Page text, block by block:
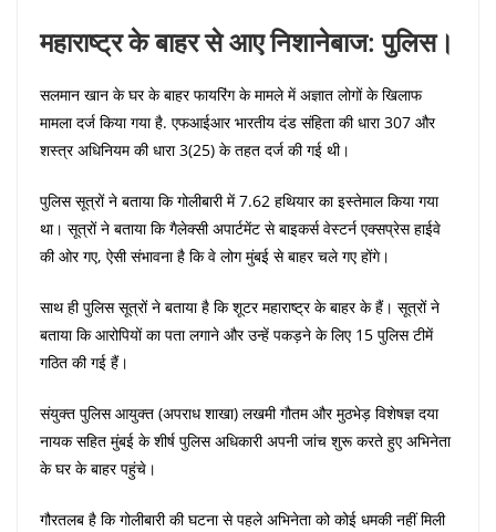
महाराष्ट्र के बाहर से आए निशानेबाज: पुलिस।
सलमान खान के घर के बाहर फायरिंग के मामले में अज्ञात लोगों के खिलाफ
मामला दर्ज किया गया है. एफआईआर भारतीय दंड संहिता की धारा 307 और
शस्त्र अधिनियम की धारा 3(25) के तहत दर्ज की गई थी।
पुलिस सूत्रों ने बताया कि गोलीबारी में 7.62 हथियार का इस्तेमाल किया गया
था। सूत्रों ने बताया कि गैलेक्सी अपार्टमेंट से बाइकर्स वेस्टर्न एक्सप्रेस हाईवे
की ओर गए, ऐसी संभावना है कि वे लोग मुंबई से बाहर चले गए होंगे।
साथ ही पुलिस सूत्रों ने बताया है कि शूटर महाराष्ट्र के बाहर के हैं। सूत्रों ने
बताया कि आरोपियों का पता लगाने और उन्हें पकड़ने के लिए 15 पुलिस टीमें
गठित की गई हैं।
संयुक्त पुलिस आयुक्त (अपराध शाखा) लखमी गौतम और मुठभेड़ विशेषज्ञ दया
नायक सहित मुंबई के शीर्ष पुलिस अधिकारी अपनी जांच शुरू करते हुए अभिनेता
के घर के बाहर पहुंचे।
गौरतलब है कि गोलीबारी की घटना से पहले अभिनेता को कोई धमकी नहीं मिली